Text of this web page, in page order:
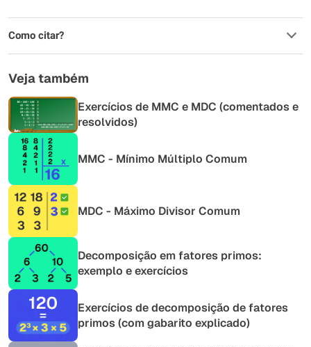
Como citar?
Veja também
Exercícios de MMC e MDC (comentados e
resolvidos)
MMC - Mínimo Múltiplo Comum
MDC - Máximo Divisor Comum
Decomposição em fatores primos:
exemplo e exercícios
Exercícios de decomposição de fatores
primos (com gabarito explicado)